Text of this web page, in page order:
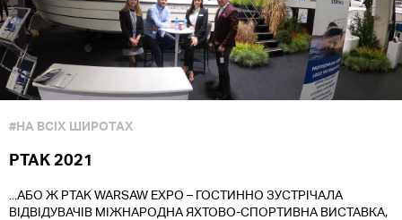
#НА ВСІХ ШИРОТАХ
PTAK 2021
...АБО Ж PTAK WARSAW EXPO – ГОСТИННО ЗУСТРІЧАЛА
ВІДВІДУВАЧІВ МІЖНАРОДНА ЯХТОВО-СПОРТИВНА ВИСТАВКА,